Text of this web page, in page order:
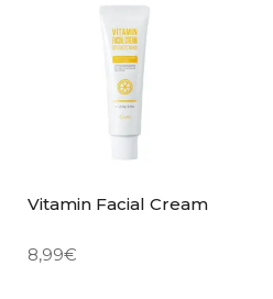
Vitamin Facial Cream
8,99€